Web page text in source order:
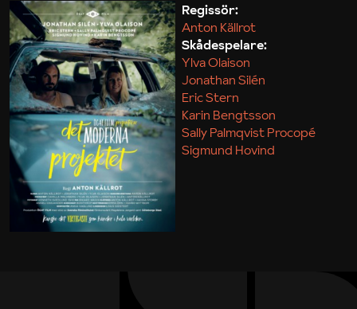
Maja Kekonius
Regissör:
Anton Källrot
Skådespelare:
Ylva Olaison
Jonathan Silén
Eric Stern
Karin Bengtsson
Sally Palmqvist Procopé
Sigmund Hovind